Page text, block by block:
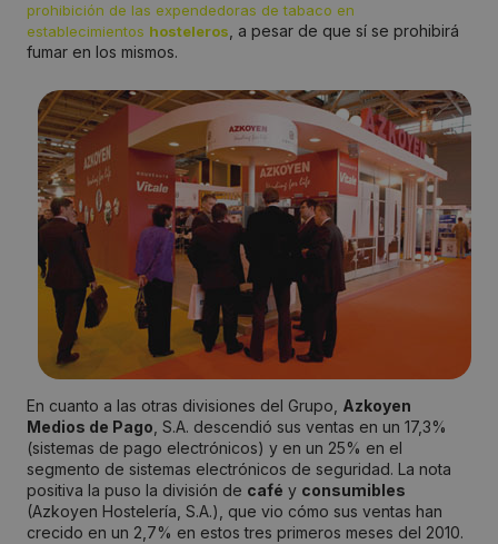
prohibición de las expendedoras de tabaco en
establecimientos hosteleros , a pesar de que sí se prohibirá
fumar en los mismos.
En cuanto a las otras divisiones del Grupo, Azkoyen
Medios de Pago , S.A. descendió sus ventas en un 17,3%
(sistemas de pago electrónicos) y en un 25% en el
segmento de sistemas electrónicos de seguridad. La nota
positiva la puso la división de café y consumibles
(Azkoyen Hostelería, S.A.), que vio cómo sus ventas han
crecido en un 2,7% en estos tres primeros meses del 2010.